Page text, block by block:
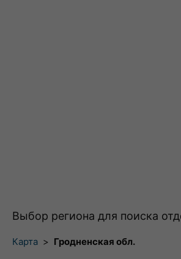
Выбор региона для поиска
Карта > Гродненская обл.